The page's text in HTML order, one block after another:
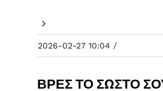
2026-02-27 10:04 /
ΒΡΕΣ ΤΟ ΣΩΣΤΌ